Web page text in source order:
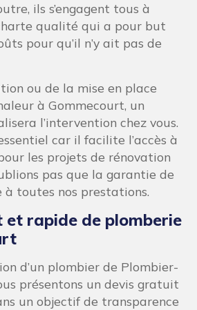
ils s’engagent tous à
qualité qui a pour but
pour qu’il n’y ait pas de
ou de la mise en place
à Gommecourt, un
l’intervention chez vous.
car il facilite l’accès à
les projets de rénovation
pas que la garantie de
à toutes nos prestations.
rapide de plomberie
d’un plombier de Plombier-
présentons un devis gratuit
un objectif de transparence